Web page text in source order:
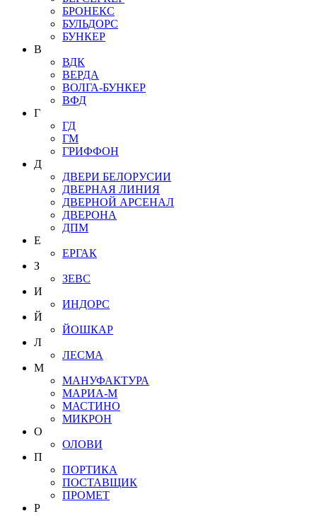
БРОНЕКС
БУЛЬДОРС
БУНКЕР
В
ВДК
ВЕРДА
ВОЛГА-БУНКЕР
ВФД
Г
ГД
ГМ
ГРИФФОН
Д
ДВЕРИ БЕЛОРУСИИ
ДВЕРНАЯ ЛИНИЯ
ДВЕРНОЙ АРСЕНАЛ
ДВЕРОНА
ДПМ
Е
ЕРГАК
З
ЗЕВС
И
ИНДОРС
Й
ЙОШКАР
Л
ЛЕСМА
М
МАНУФАКТУРА
МАРИА-М
МАСТИНО
МИКРОН
О
ОЛОВИ
П
ПОРТИКА
ПОСТАВЩИК
ПРОМЕТ
Р